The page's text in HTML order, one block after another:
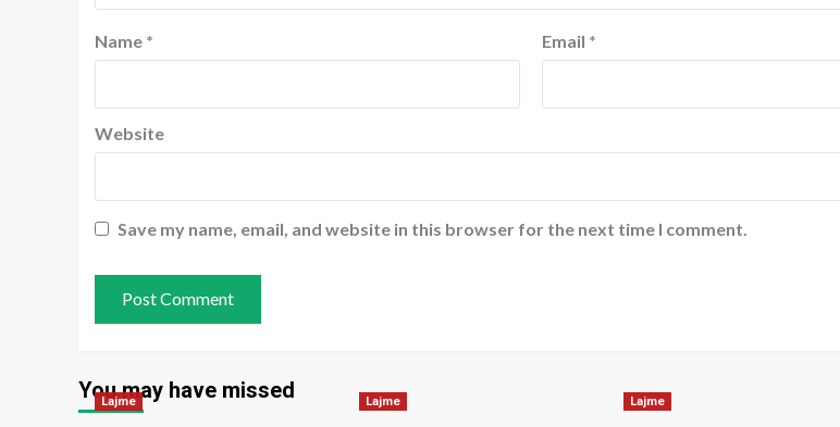
Name * Email *
Website
Save my name, email, and website in this browser for the next time I comment.
You may have missed
Lajme Lajme Lajme